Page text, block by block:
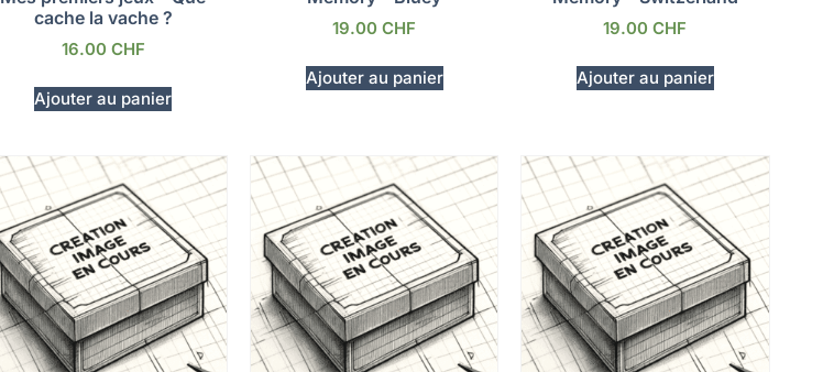
cache la vache ?
16.00 CHF
Ajouter au panier
19.00CHF
Ajouter au panier
19.00CHF
Ajouter au panier